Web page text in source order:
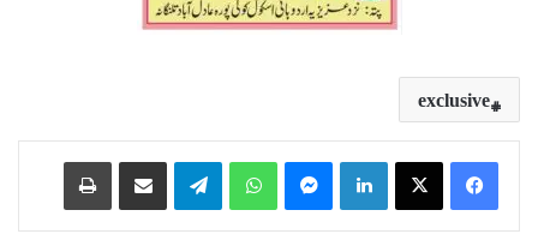
exclusive
LinkedIn
WhatsApp
Telegram